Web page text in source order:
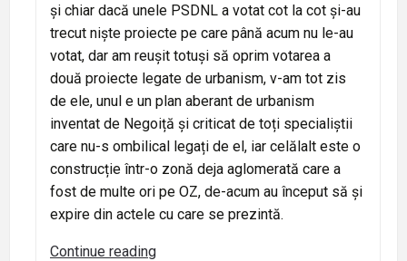
și chiar dacă unele PSDNL a votat cot la cot și-au
trecut niște proiecte pe care până acum nu le-au
votat, dar am reușit totuși să oprim votarea a
două proiecte legate de urbanism, v-am tot zis
de ele, unul e un plan aberant de urbanism
inventat de Negoiță și criticat de toți specialiștii
care nu-s ombilical legați de el, iar celălalt este o
construcție într-o zonă deja aglomerată care a
fost de multe ori pe OZ, de-acum au început să și
expire din actele cu care se prezintă.
Continue readingJurnal